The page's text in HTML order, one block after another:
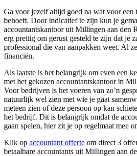
Ga voor jezelf altijd goed na wat voor een
behoeft. Door indicatief te zijn kun je
accountantskantoor uit Millingen aan den
erg prettig om gerust gesteld te zijn dat je
professional die van aanpakken weet. Al
financiën.
Als laatste is het belangrijk om even een
met het gekozen accountantskantoor in
Voor bedrijven is het voeren van zo’n
natuurlijk wel zien met wie je gaat
meteen zien of deze persoon op kan
het bedrijf. Dit is belangrijk omdat de
gaan spelen, hier zit je op regelmaat mee
Klik op accountant offerte om direct 3
betaalbare accountants uit Millingen aan